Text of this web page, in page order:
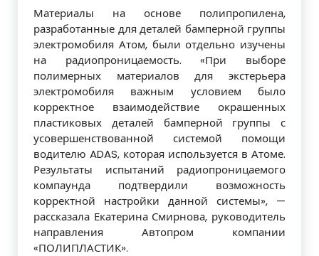
Материалы на основе полипропилена,
разработанные для деталей бамперной группы
электромобиля Атом, были отдельно изучены
на радиопроницаемость. «При выборе
полимерных материалов для экстерьера
электромобиля важным условием было
корректное взаимодействие окрашенных
пластиковых деталей бамперной группы с
усовершенствованной системой помощи
водителю ADAS, которая используется в Атоме.
Результаты испытаний радиопроницаемого
компаунда подтвердили возможность
корректной настройки данной системы», —
рассказала Екатерина Смирнова, руководитель
направления Автопром компании
«ПОЛИПЛАСТИК».